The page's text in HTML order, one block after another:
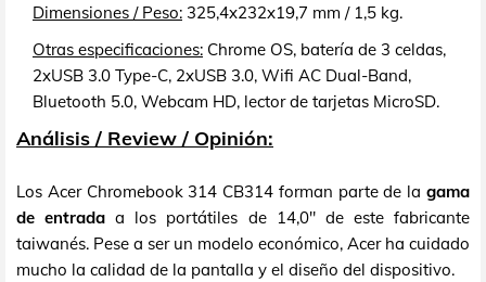
Dimensiones / Peso: 325,4x232x19,7 mm / 1,5 kg.
Otras especificaciones: Chrome OS, batería de 3 celdas,
2xUSB 3.0 Type-C, 2xUSB 3.0, Wifi AC Dual-Band,
Bluetooth 5.0, Webcam HD, lector de tarjetas MicroSD.
Análisis / Review / Opinión:
Los Acer Chromebook 314 CB314 forman parte de la gama
de entrada a los portátiles de 14,0" de este fabricante
taiwanés. Pese a ser un modelo económico, Acer ha cuidado
mucho la calidad de la pantalla y el diseño del dispositivo.